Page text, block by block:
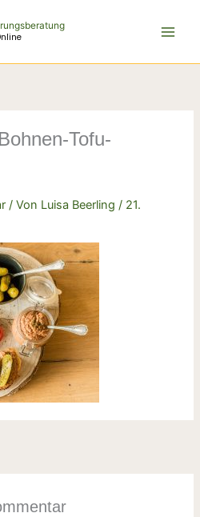
Tofu-
/ Von Luisa Beerling/ 21.